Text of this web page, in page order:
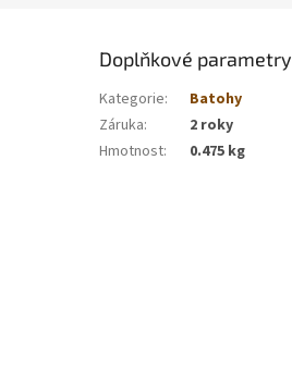
Doplňkové parametry
Kategorie:
Batohy
Záruka:
2 roky
Hmotnost: 0.475 kg